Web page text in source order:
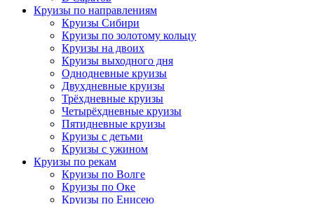
Круизы по направлениям
Круизы Сибири
Круизы по золотому кольцу
Круизы на двоих
Круизы выходного дня
Однодневные круизы
Двухдневные круизы
Трёхдневные круизы
Четырёхдневные круизы
Пятидневные круизы
Круизы с детьми
Круизы с ужином
Круизы по рекам
Круизы по Волге
Круизы по Оке
Круизы по Енисею